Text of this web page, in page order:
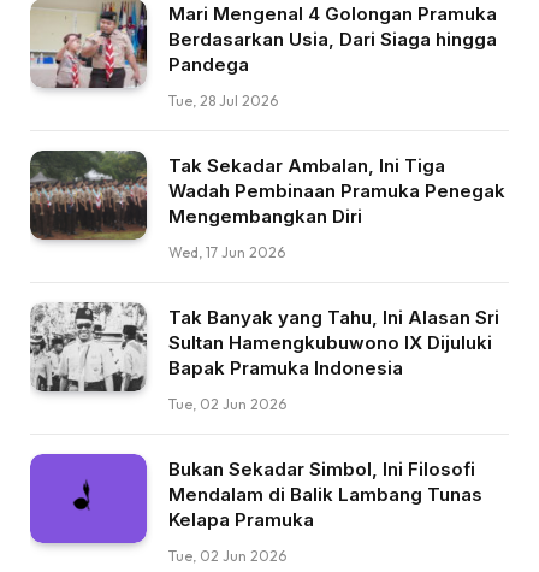
Mari Mengenal 4 Golongan Pramuka
Berdasarkan Usia, Dari Siaga hingga
Pandega
Tue, 28 Jul 2026
Tak Sekadar Ambalan, Ini Tiga
Wadah Pembinaan Pramuka Penegak
Mengembangkan Diri
Wed, 17 Jun 2026
Tak Banyak yang Tahu, Ini Alasan Sri
Sultan Hamengkubuwono IX Dijuluki
Bapak Pramuka Indonesia
Tue, 02 Jun 2026
Bukan Sekadar Simbol, Ini Filosofi
Mendalam di Balik Lambang Tunas
Kelapa Pramuka
Tue, 02 Jun 2026